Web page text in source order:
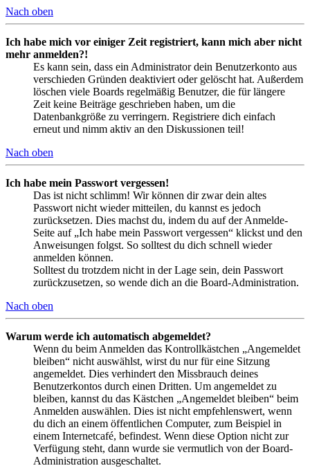
Nach oben
Ich habe mich vor einiger Zeit registriert, kann mich aber nicht
mehr anmelden?!
Es kann sein, dass ein Administrator dein Benutzerkonto aus
verschieden Gründen deaktiviert oder gelöscht hat. Außerdem
löschen viele Boards regelmäßig Benutzer, die für längere
Zeit keine Beiträge geschrieben haben, um die
Datenbankgröße zu verringern. Registriere dich einfach
erneut und nimm aktiv an den Diskussionen teil!
Nach oben
Ich habe mein Passwort vergessen!
Das ist nicht schlimm! Wir können dir zwar dein altes
Passwort nicht wieder mitteilen, du kannst es jedoch
zurücksetzen. Dies machst du, indem du auf der Anmelde-
Seite auf „Ich habe mein Passwort vergessen“ klickst und den
Anweisungen folgst. So solltest du dich schnell wieder
anmelden können.
Solltest du trotzdem nicht in der Lage sein, dein Passwort
zurückzusetzen, so wende dich an die Board-Administration.
Nach oben
Warum werde ich automatisch abgemeldet?
Wenn du beim Anmelden das Kontrollkästchen „Angemeldet
bleiben“ nicht auswählst, wirst du nur für eine Sitzung
angemeldet. Dies verhindert den Missbrauch deines
Benutzerkontos durch einen Dritten. Um angemeldet zu
bleiben, kannst du das Kästchen „Angemeldet bleiben“ beim
Anmelden auswählen. Dies ist nicht empfehlenswert, wenn
du dich an einem öffentlichen Computer, zum Beispiel in
einem Internetcafé, befindest. Wenn diese Option nicht zur
Verfügung steht, dann wurde sie vermutlich von der Board-
Administration ausgeschaltet.